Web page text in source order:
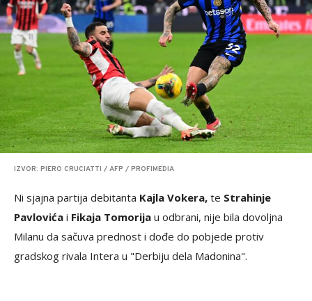
IZVOR: PIERO CRUCIATTI / AFP / PROFIMEDIA
Ni sjajna partija debitanta Kajla Vokera, te Strahinje
Pavlovića i Fikaja Tomorija u odbrani, nije bila dovoljna
Milanu da sačuva prednost i dođe do pobjede protiv
gradskog rivala Intera u "Derbiju dela Madonina".